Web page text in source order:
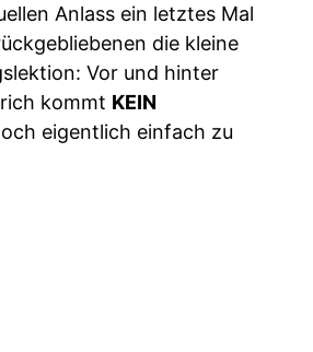
Anlass ein letztes Mal
die kleine
Vor und hinter
kommt KEIN
eigentlich einfach zu